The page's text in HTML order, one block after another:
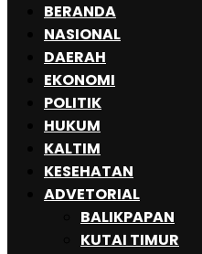
BERANDA
NASIONAL
DAERAH
EKONOMI
POLITIK
HUKUM
KALTIM
KESEHATAN
ADVETORIAL
BALIKPAPAN
KUTAI TIMUR